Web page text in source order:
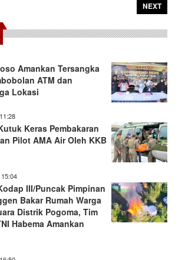
NEXT
Amankan Tersangka
ATM dan
Lokasi
Keras Pembakaran
Pilot AMA Air Oleh KKB
III/Puncak Pimpinan
Bakar Rumah Warga
Distrik Pogoma, Tim
Habema Amankan